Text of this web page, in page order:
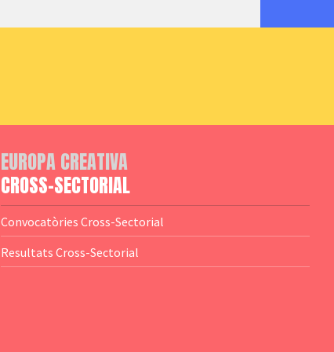
EUROPA CREATIVA
CROSS-SECTORIAL
Convocatòries Cross-Sectorial
Resultats Cross-Sectorial